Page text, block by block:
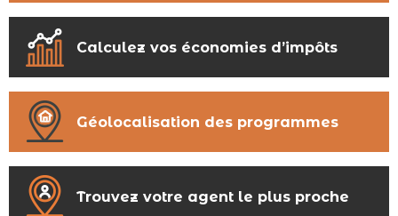
Calculez vos économies d’impôts
Géolocalisation des programmes
Trouvez votre agent le plus proche